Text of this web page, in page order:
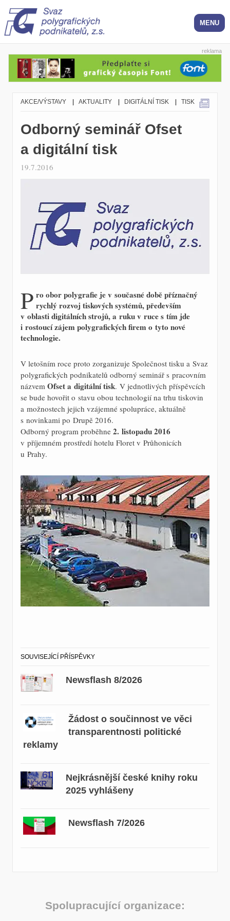
reklama
AKCE/VÝSTAVY AKTUALITY DIGITÁLNÍ TISK TISK
Odborný seminář Ofset
a digitální tisk
19.7.2016
P ro obor polygrafie je v současné době příznačný
rychlý rozvoj tiskových systémů, především
v oblasti digitálních strojů, a ruku v ruce s tím jde
i rostoucí zájem polygrafických firem o tyto nové
technologie.
V letošním roce proto zorganizuje Společnost tisku a Svaz
polygrafických podnikatelů odborný seminář s pracovním
názvem Ofset a digitální tisk. V jednotlivých příspěvcích
se bude hovořit o stavu obou technologií na trhu tiskovin
a možnostech jejich vzájemné spolupráce, aktuálně
s novinkami po Drupě 2016.
Odborný program proběhne 2. listopadu 2016
v příjemném prostředí hotelu Floret v Průhonicích
u Prahy.
SOUVISEJÍCÍ PŘÍSPĚVKY
Newsflash 8/2026
Žádost o součinnost ve věci
transparentnosti politické
reklamy
Nejkrásnější české knihy roku
2025 vyhlášeny
Newsflash 7/2026
Spolupracující organizace: